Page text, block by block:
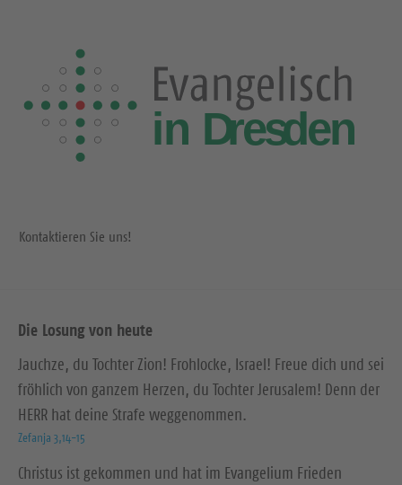
Kontaktieren Sie uns!
Die Losung von heute
Jauchze, du Tochter Zion! Frohlocke, Israel! Freue dich und sei
fröhlich von ganzem Herzen, du Tochter Jerusalem! Denn der
HERR hat deine Strafe weggenommen.
Zefanja 3,14-15
Christus ist gekommen und hat im Evangelium Frieden